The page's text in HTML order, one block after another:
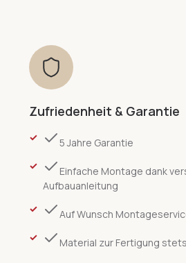
Zufriedenheit & Garantie
5 Jahre Garantie
Einfache Montage dank
Aufbauanleitung
Auf Wunsch
Material zur Fertigung